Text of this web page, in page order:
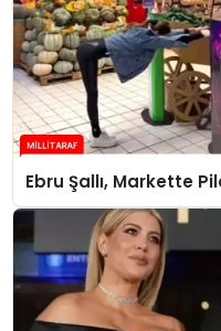
Ebru Şallı, Markette